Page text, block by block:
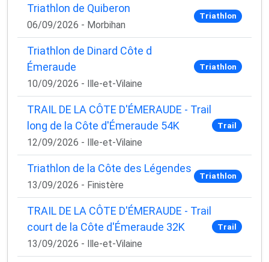
Triathlon de Quiberon
06/09/2026 - Morbihan
Triathlon
Triathlon de Dinard Côte d
Émeraude
10/09/2026 - Ille-et-Vilaine
Triathlon
TRAIL DE LA CÔTE D'ÉMERAUDE - Trail
long de la Côte d'Émeraude 54K
12/09/2026 - Ille-et-Vilaine
Trail
Triathlon de la Côte des Légendes
13/09/2026 - Finistère
Triathlon
TRAIL DE LA CÔTE D'ÉMERAUDE - Trail
court de la Côte d'Émeraude 32K
13/09/2026 - Ille-et-Vilaine
Trail